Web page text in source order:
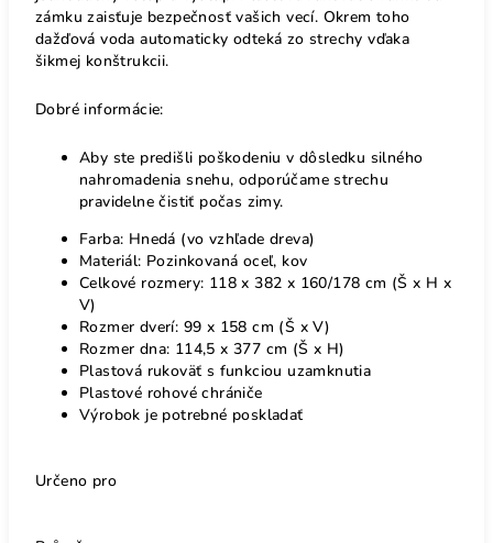
zámku zaisťuje bezpečnosť vašich vecí. Okrem toho
dažďová voda automaticky odteká zo strechy vďaka
šikmej konštrukcii.
Dobré informácie:
Aby ste predišli poškodeniu v dôsledku silného
nahromadenia snehu, odporúčame strechu
pravidelne čistiť počas zimy.
Farba: Hnedá (vo vzhľade dreva)
Materiál: Pozinkovaná oceľ, kov
Celkové rozmery: 118 x 382 x 160/178 cm (Š x H x
V)
Rozmer dverí: 99 x 158 cm (Š x V)
Rozmer dna: 114,5 x 377 cm (Š x H)
Plastová rukoväť s funkciou uzamknutia
Plastové rohové chrániče
Výrobok je potrebné poskladať
Určeno pro